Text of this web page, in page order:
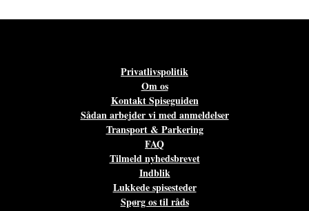
Privatlivspolitik
Om os
Kontakt Spiseguiden
Sådan arbejder vi med anmeldelser
Transport & Parkering
FAQ
Tilmeld nyhedsbrevet
Indblik
Lukkede spisesteder
Spørg os til råds